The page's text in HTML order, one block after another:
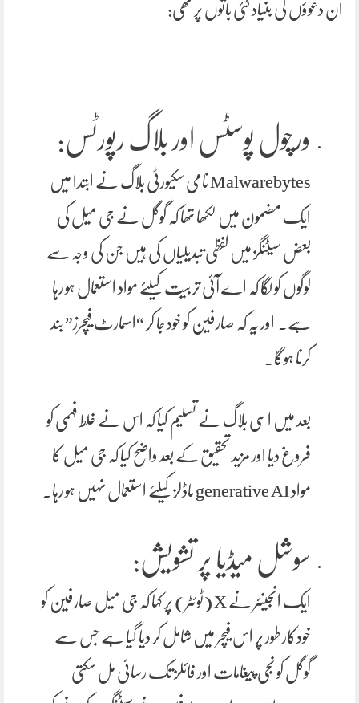
ان دعوؤں کی بنیاد کئی باتوں پر تھی:
ورچول پوسٹس اور بلاگ رپورٹس:
Malwarebytes نامی سکیورٹی بلاگ نے ابتدا میں
ایک مضمون میں لکھا تھا کہ گوگل نے جی میل کی
بعض سیٹنگز میں لفظی تبدیلیاں کی ہیں جن کی وجہ سے
لوگوں کو لگا کہ اے آئی تربیت کیلئے مواد استعمال ہو رہا
ہے۔ اور یہ کہ صارفین کو خود جا کر “اسمارٹ فیچرز” بند
کرنا ہوگا۔
بعد میں اسی بلاگ نے تسلیم کیا کہ اس نے غلط فہمی کو
فروغ دیا اور مزید تحقیق کے بعد واضح کیا کہ جی میل کا
مواد generative AI ماڈلز کیلئے استعمال نہیں ہو رہا۔
سوشل میڈیا پر تشویش:
ایک انجینئر نے X (ٹوئٹر) پر کہا کہ جی میل صارفین کو
خودکار طور پر اس فیچر میں شامل کر دیا گیا ہے جس سے
گوگل کو نجی پیغامات اور فائلز تک رسائی مل سکتی